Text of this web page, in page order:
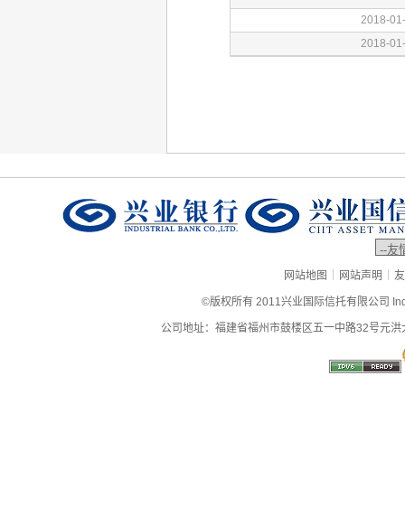
网站地图 | 网站声明 |
©版权所有 2011兴业国际信托有限公司
公司地址：福建省福州市鼓楼区五一中路32号元